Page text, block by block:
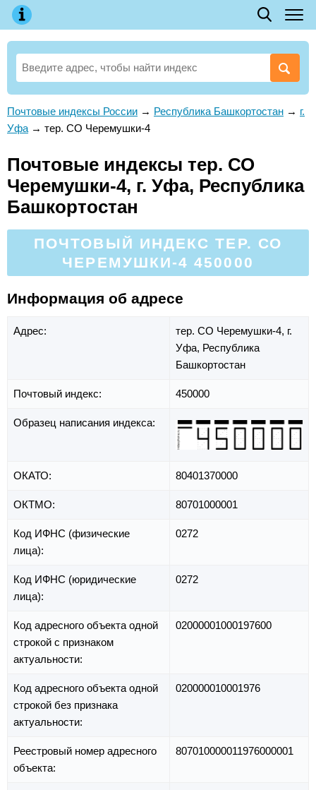
Почтовые индексы России → Республика Башкортостан → г.
Уфа → тер. СО Черемушки-4
Почтовые индексы тер. СО
Черемушки-4, г. Уфа, Республика
Башкортостан
ПОЧТОВЫЙ ИНДЕКС ТЕР. СО
ЧЕРЕМУШКИ-4 450000
Информация об адресе
Адрес: тер. СО Черемушки-4, г.
Уфа, Республика
Башкортостан
Почтовый индекс: 450000
Образец написания индекса:
ОКАТО: 80401370000
ОКТМО: 80701000001
Код ИФНС (физические
лица):
0272
Код ИФНС (юридические
лица):
0272
Код адресного объекта одной
строкой с признаком
актуальности:
02000001000197600
Код адресного объекта одной
строкой без признака
актуальности:
020000010001976
Реестровый номер адресного
объекта:
807010000011976000001